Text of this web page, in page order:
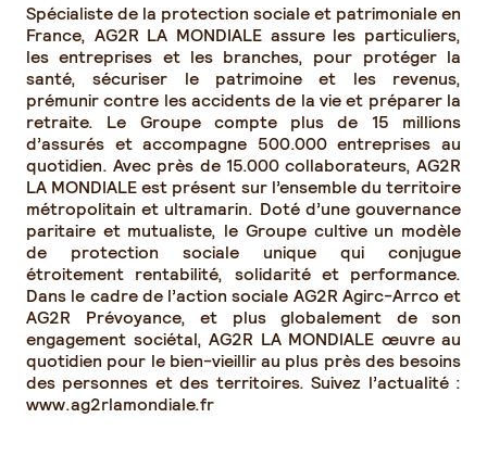
Spécialiste de la protection sociale et patrimoniale en
France, AG2R LA MONDIALE assure les particuliers,
les entreprises et les branches, pour protéger la
santé, sécuriser le patrimoine et les revenus,
prémunir contre les accidents de la vie et préparer la
retraite. Le Groupe compte plus de 15 millions
d’assurés et accompagne 500.000 entreprises au
quotidien. Avec près de 15.000 collaborateurs, AG2R
LA MONDIALE est présent sur l’ensemble du territoire
métropolitain et ultramarin. Doté d’une gouvernance
paritaire et mutualiste, le Groupe cultive un modèle
de protection sociale unique qui conjugue
étroitement rentabilité, solidarité et performance.
Dans le cadre de l’action sociale AG2R Agirc-Arrco et
AG2R Prévoyance, et plus globalement de son
engagement sociétal, AG2R LA MONDIALE œuvre au
quotidien pour le bien-vieillir au plus près des besoins
des personnes et des territoires. Suivez l’actualité :
www.ag2rlamondiale.fr